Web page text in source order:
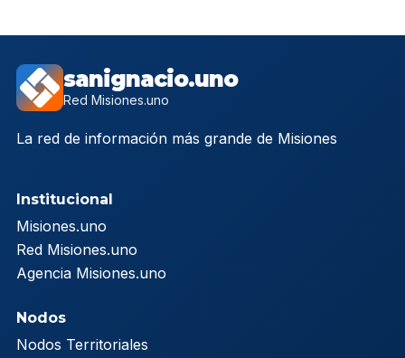
sanignacio.uno
Red Misiones.uno
La red de información más grande de Misiones
Institucional
Misiones.uno
Red Misiones.uno
Agencia Misiones.uno
Nodos
Nodos Territoriales